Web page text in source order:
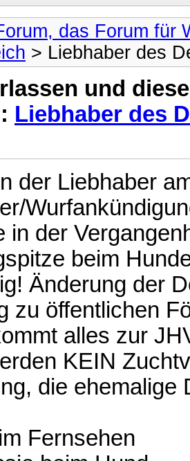
das Forum für
> Liebhaber des
und
Liebhaber des
der Liebhaber
in der
beim
Änderung der
zu öffentlichen
alles zur
KEIN
die ehemalige
Fernsehen